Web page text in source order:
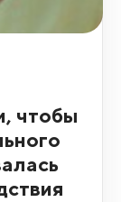
чтобы